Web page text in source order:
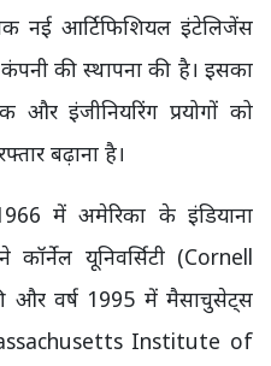
नई आर्टिफिशियल इंटेलिजेंस
की स्थापना की है। इसका
और इंजीनियरिंग प्रयोगों को
बढ़ाना है।
में अमेरिका के इंडियाना
यूनिवर्सिटी (Cornell
और वर्ष 1995 में मैसाचुसेट्स
Institute of